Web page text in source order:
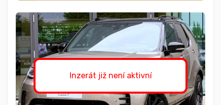
Inzerát již není aktivní